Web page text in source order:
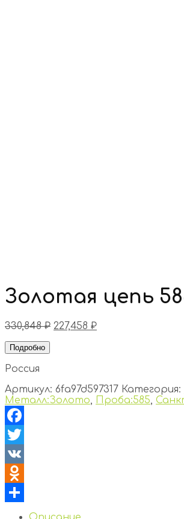
Золотая цепь
330,848₽ 227,458 ₽
Подробно
Россия
Артикул: 6fa97d597317 Категория:
Металл:Золото, Проба:585,
Facebook
Twitter
VK
Odnoklassniki
Отправить